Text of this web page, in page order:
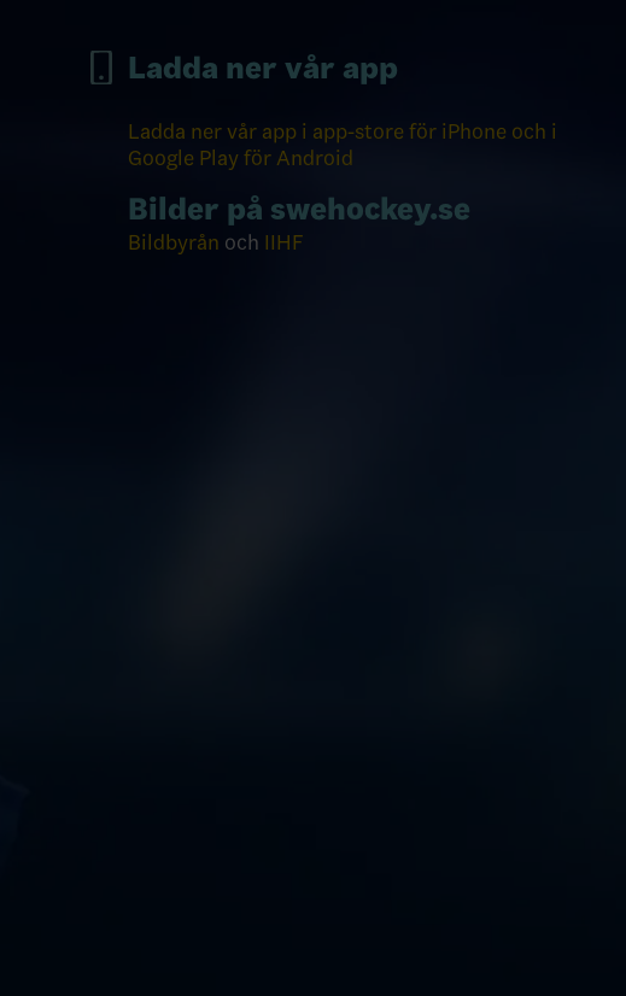
Ladda ner vår app
Ladda ner vår app i app-store för iPhone och i
Google Play för Android
Bilder på swehockey.se
Bildbyrån och IIHF